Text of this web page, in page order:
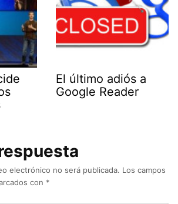
El último adiós a
Google Reader
electrónico no será publicada. Los campos
con *